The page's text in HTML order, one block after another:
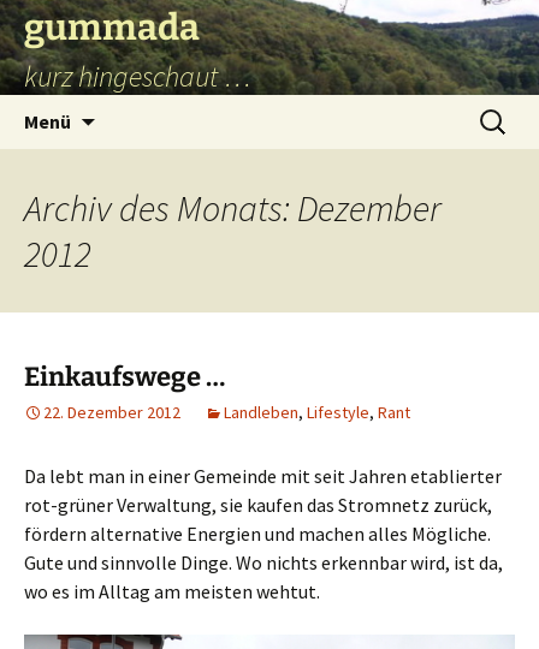
Zum
Inhalt
springen
gummada
kurz hingeschaut …
Menü
Suchen
nach:
Archiv des Monats: Dezember
2012
Einkaufswege …
22. Dezember 2012 Landleben, Lifestyle, Rant
Da lebt man in einer Gemeinde mit seit Jahren etablierter
rot-grüner Verwaltung, sie kaufen das Stromnetz zurück,
fördern alternative Energien und machen alles Mögliche.
Gute und sinnvolle Dinge. Wo nichts erkennbar wird, ist da,
wo es im Alltag am meisten wehtut.